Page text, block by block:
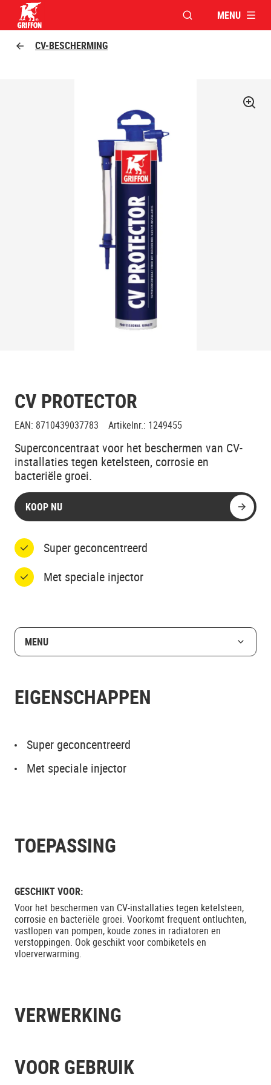
VENSTER OPENEN
MENU
CV-BESCHERMING
CV PROTECTOR
EAN: 8710439037783 Artikelnr.: 1249455
Superconcentraat voor het beschermen van CV-
installaties tegen ketelsteen, corrosie en
bacteriële groei.
KOOP NU
Super geconcentreerd
Met speciale injector
MENU
EIGENSCHAPPEN
Super geconcentreerd
Met speciale injector
TOEPASSING
GESCHIKT VOOR:
Voor het beschermen van CV-installaties tegen ketelsteen,
corrosie en bacteriële groei. Voorkomt frequent ontluchten,
vastlopen van pompen, koude zones in radiatoren en
verstoppingen. Ook geschikt voor combiketels en
vloerverwarming.
VERWERKING
VOOR GEBRUIK